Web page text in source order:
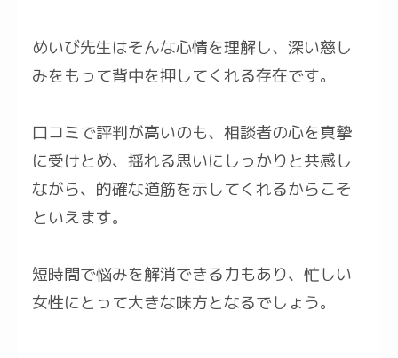
めいび先生はそんな心情を理解し、深い慈し
みをもって背中を押してくれる存在です。
口コミで評判が高いのも、相談者の心を真摯
に受けとめ、揺れる思いにしっかりと共感し
ながら、的確な道筋を示してくれるからこそ
といえます。
短時間で悩みを解消できる力もあり、忙しい
女性にとって大きな味方となるでしょう。